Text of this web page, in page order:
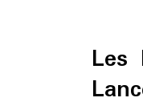
Les